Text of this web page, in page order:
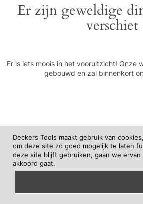
Er zijn geweldige
verschiet
Er is iets moois in het vooruitzicht! Onze
gebouwd en zal binnenkort
Deckers Tools maakt gebruik van
om deze site zo goed mogelijk te laten
deze site blijft gebruiken, gaan we
akkoord gaat.